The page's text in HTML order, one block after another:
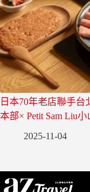
日本70年老店聯手台
本部× Petit Sam Liu
2025-11-04